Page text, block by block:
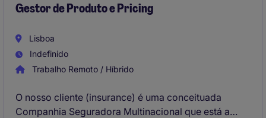
experiência positiva e eficiente ao longo de todo o
Gestor de Produto e Pricing
Lisboa
Indefinido
Trabalho Remoto / Híbrido
O nosso cliente (insurance) é uma conceituada
Companhia Seguradora Multinacional que está a